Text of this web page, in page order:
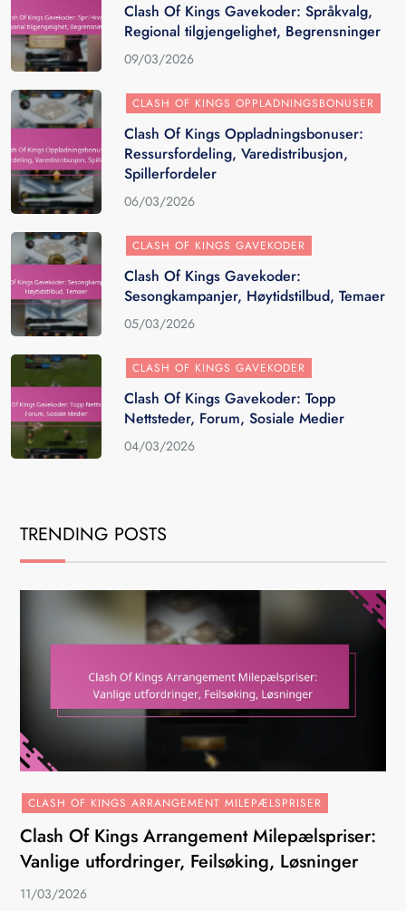
Clash Of Kings Gavekoder: Språkvalg,
Regional tilgjengelighet, Begrensninger
09/03/2026
CLASH OF KINGS OPPLADNINGSBONUSER
Clash Of Kings Oppladningsbonuser:
Ressursfordeling, Varedistribusjon,
Spillerfordeler
06/03/2026
CLASH OF KINGS GAVEKODER
Clash Of Kings Gavekoder:
Sesongkampanjer, Høytidstilbud, Temaer
05/03/2026
CLASH OF KINGS GAVEKODER
Clash Of Kings Gavekoder: Topp
Nettsteder, Forum, Sosiale Medier
04/03/2026
TRENDING POSTS
CLASH OF KINGS ARRANGEMENT MILEPÆLSPRISER
Clash Of Kings Arrangement Milepælspriser:
Vanlige utfordringer, Feilsøking, Løsninger
11/03/2026